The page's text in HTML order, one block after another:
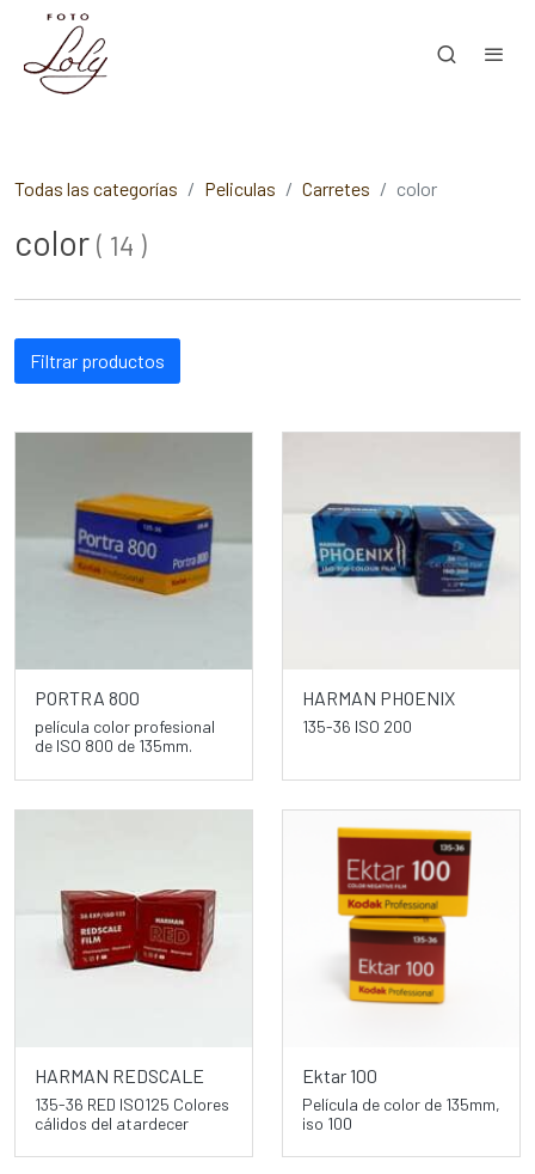
Todas las categorías Peliculas Carretes color
color ( 14 )
Filtrar productos
PORTRA 800
película color profesional
de ISO 800 de 135mm.
HARMAN PHOENIX
135-36 ISO 200
HARMAN REDSCALE
135-36 RED ISO125 Colores
cálidos del atardecer
Ektar 100
Película de color de 135mm,
iso 100